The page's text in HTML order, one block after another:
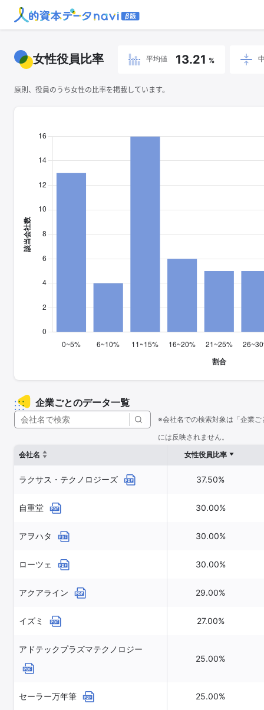
女性役員比率 平均値 13.21 %
原則、役員のうち女性の比率を掲載しています。
企業ごとのデータ一覧
※会社名での検索対象は「企業
には反映されません。
会社名
女性役員比率
ラクサス・テクノロジーズ 37.50%
自重堂 30.00%
アヲハタ 30.00%
ローツェ 30.00%
アクアライン 29.00%
イズミ 27.00%
アドテックプラズマテクノロジー
25.00%
セーラー万年筆 25.00%